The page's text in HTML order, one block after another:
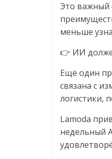
Это важный
меньше
👉 ИИ
Ещё один
связана с
логистики,
Lamoda
недельный